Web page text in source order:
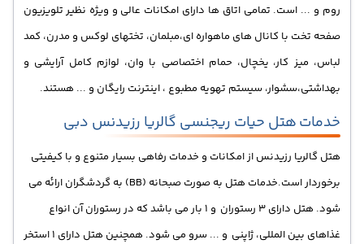
روم و ... است. تمامی اتاق ها دارای امکانات عالی و ویژه نظیر تلویزیون
صفحه تخت با کانال های ماهواره ای،مبلمان، تختهای لوکس و مدرن، کمد
لباس، میز کار، یخچال، حمام اختصاصی با وان، لوازم کامل آرایشی و
بهداشتی،سشوار، سیستم تهویه مطبوع ، اینترنت رایگان و ... هستند.
خدمات هتل حیات ریجنسی گالریا رزیدنس دبی
هتل گالریا رزیدنس از امکانات و خدمات رفاهی بسیار متنوع و با کیفیتی
برخوردار است.
خدمات هتل به صورت صبحانه (BB) به گردشگران ارائه می
شود. هتل دارای 3 رستوران و 1 بار می باشد که در رستوران آن انواع
غذاهای بین المللی، ژاپنی و ... سرو می شود. همچنین هتل دارای 1 استخر